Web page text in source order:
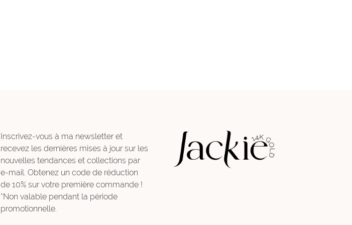
Inscrivez-vous à ma newsletter et
recevez les dernières mises à jour sur les
nouvelles tendances et collections par
e-mail. Obtenez un code de réduction
de 10% sur votre première commande !
*Non valable pendant la période
promotionnelle.